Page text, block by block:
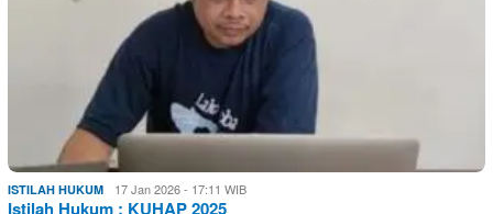
ISTILAH HUKUM 17 Jan 2026 - 17:11 WIB
Istilah Hukum : KUHAP 2025